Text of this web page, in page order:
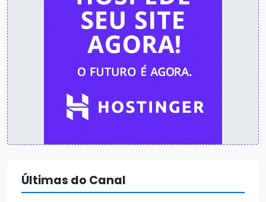
Últimas do Canal